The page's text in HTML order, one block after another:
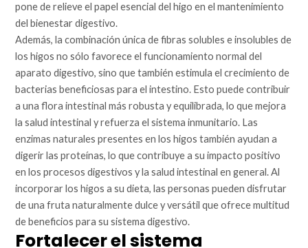
pone de relieve el papel esencial del higo en el mantenimiento
del bienestar digestivo.
Además, la combinación única de fibras solubles e insolubles de
los higos no sólo favorece el funcionamiento normal del
aparato digestivo, sino que también estimula el crecimiento de
bacterias beneficiosas para el intestino. Esto puede contribuir
a una flora intestinal más robusta y equilibrada, lo que mejora
la salud intestinal y refuerza el sistema inmunitario. Las
enzimas naturales presentes en los higos también ayudan a
digerir las proteínas, lo que contribuye a su impacto positivo
en los procesos digestivos y la salud intestinal en general. Al
incorporar los higos a su dieta, las personas pueden disfrutar
de una fruta naturalmente dulce y versátil que ofrece multitud
de beneficios para su sistema digestivo.
Fortalecer el sistema